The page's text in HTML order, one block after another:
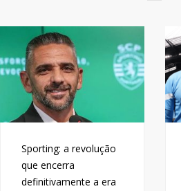
Sporting: a revolução
que encerra
definitivamente a era